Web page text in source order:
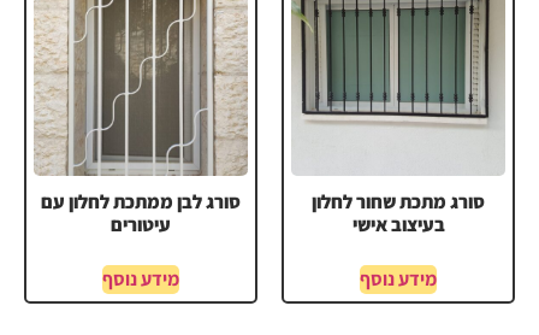
סורג מתכת שחור לחלון
בעיצוב אישי
מידע נוסף
סורג לבן ממתכת לחלון עם
עיטורים
מידע נוסף